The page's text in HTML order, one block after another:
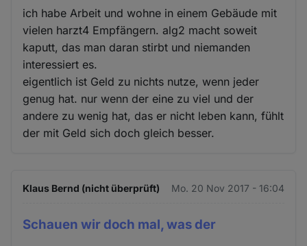
ich habe Arbeit und wohne in einem Gebäude mit
vielen harzt4 Empfängern. alg2 macht soweit
kaputt, das man daran stirbt und niemanden
interessiert es.
eigentlich ist Geld zu nichts nutze, wenn jeder
genug hat. nur wenn der eine zu viel und der
andere zu wenig hat, das er nicht leben kann, fühlt
der mit Geld sich doch gleich besser.
Klaus Bernd (nicht überprüft) Mo. 20 Nov 2017 - 16:04
Schauen wir doch mal, was der